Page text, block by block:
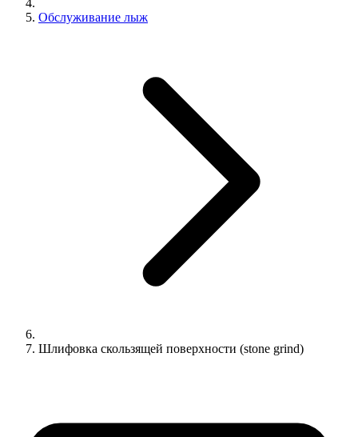
Обслуживание лыж
Шлифовка скользящей поверхности (stone grind)